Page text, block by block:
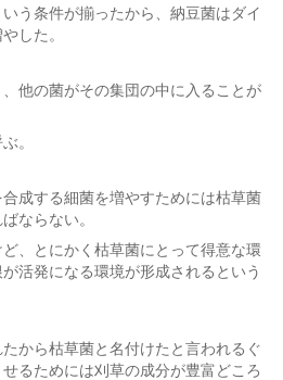
う条件が揃ったから、納豆菌はダイ
した。
他の菌がその集団の中に入ることが
。
成する細菌を増やすためには枯草菌
ならない。
、とにかく枯草菌にとって得意な環
活発になる環境が形成されるという
から枯草菌と名付けたと言われるぐ
るためには刈草の成分が豊富どころ